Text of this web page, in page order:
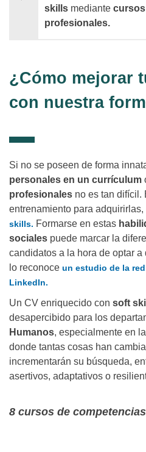
skills mediante
profesionales.
¿Cómo mejorar
con nuestra
Si no se poseen de forma
personales en un currículum
profesionales no es tan difícil.
entrenamiento para adquirirlas,
skills. Formarse en estas
sociales puede marcar la
candidatos a la hora de optar
lo reconoce un estudio de la
LinkedIn.
Un CV enriquecido con soft
desapercibido para los
Humanos, especialmente en
donde tantas cosas han
incrementarán su búsqueda,
asertivos, adaptativos o
8 cursos de